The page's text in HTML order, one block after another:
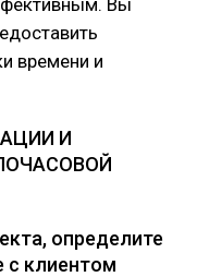
Вы
времени и
И
определите
с клиентом